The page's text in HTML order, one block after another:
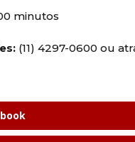
minutos
(11) 4297-0600 ou